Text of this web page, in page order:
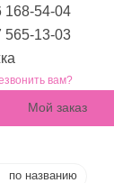
168-54-04
565-13-03
вам?
Мой заказ
по названию